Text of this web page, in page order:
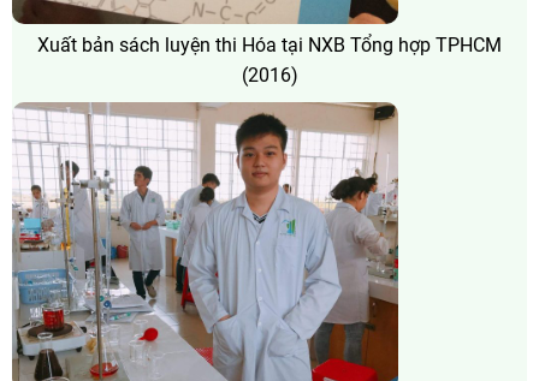
Xuất bản sách luyện thi Hóa tại NXB Tổng hợp TPHCM
(2016)